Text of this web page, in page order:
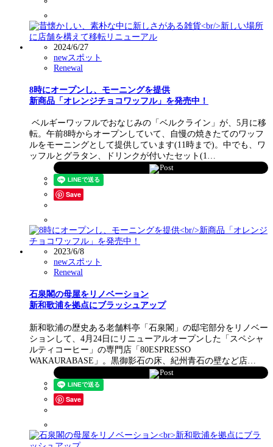
2024/6/27
newスポット
Renewal
8時にオープンし、モーニングを提供
新商品「オレンジチョコワッフル」を発売中！
ベルギーワッフルでおなじみの「ベルクライン」が、5月に移
転。午前8時からオープンしていて、自慢の焼きたてのワッフ
ルをモーニングとして提供しています(11時まで)。中でも、ワ
ッフルとグラタン、ドリンクが付いたセット(1…
Post
Save
2023/6/8
newスポット
Renewal
石泉閣の母屋をリノベーション
新和歌浦を拠点にブラッシュアップ
新和歌浦の歴史ある老舗料亭「石泉閣」の邸宅部分をリノベー
ションして、4月24日にリニューアルオープンした「スペシャ
ルティコーヒー」の専門店「80ESPRESSO
WAKAURABASE」。黒御影石の床、紀州青石の壁など店…
Post
Save